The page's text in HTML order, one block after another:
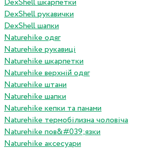
DexShell шкарпетки
DexShell рукавички
DexShell шапки
Naturehike одяг
Naturehike рукавиці
Naturehike шкарпетки
Naturehike верхній одяг
Naturehike штани
Naturehike шапки
Naturehike кепки та панами
Naturehike термобілизна чоловіча
Naturehike пов&#039;язки
Naturehike аксесуари